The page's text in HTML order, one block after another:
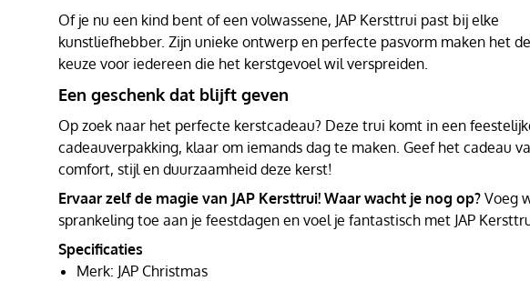
Of je nu een kind bent of een volwassene, JAP Kersttrui past bij elke
kunstliefhebber. Zijn unieke ontwerp en perfecte pasvorm maken het
keuze voor iedereen die het kerstgevoel wil verspreiden.
Een geschenk dat blijft geven
Op zoek naar het perfecte kerstcadeau? Deze trui komt in een
cadeauverpakking, klaar om iemands dag te maken. Geef het cadeau
comfort, stijl en duurzaamheid deze kerst!
Ervaar zelf de magie van JAP Kersttrui! Waar wacht je nog op? Voeg
sprankeling toe aan je feestdagen en voel je fantastisch met JAP
Specificaties
Merk: JAP Christmas